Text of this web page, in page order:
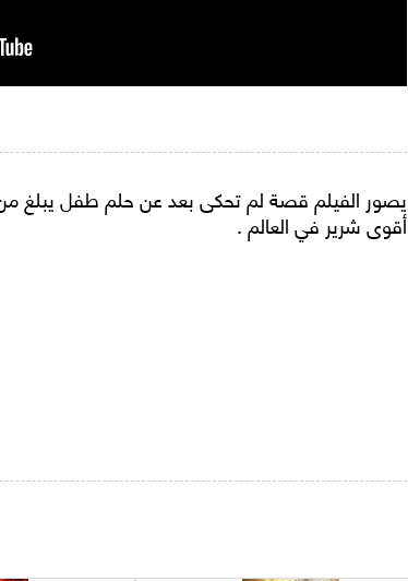
يصور الفيلم قصة لم تحكى بعد عن حلم طفل يبلغ
أقوى شرير في العالم .